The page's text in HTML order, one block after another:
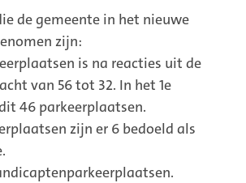
de gemeente in het nieuwe
zijn:
is na reacties uit de
van 56 tot 32. In het 1e
46 parkeerplaatsen.
zijn er 6 bedoeld als